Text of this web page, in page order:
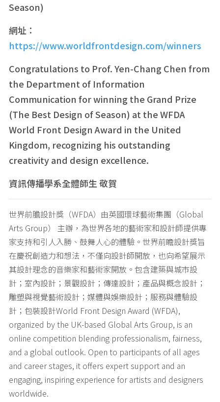
Season)
網址：
https://www.worldfrontdesign.com/winners
Congratulations to Prof. Yen-Chang Chen from
the Department of Information
Communication for winning the Grand Prize
(The Best Design of Season) at the WFDA
World Front Design Award in the United
Kingdom, recognizing his outstanding
creativity and design excellence.
資訊傳播學系全體師生 敬賀
世界前膽設計獎（WFDA）由英國環球藝術集團（Global
Arts Group） 主辦，為世界各地的藝術家和設計師提供專
家支持和引人入勝、鼓舞人心的體驗。世界前瞻設計獎旨
在慶祝創造力和想法，不僅向設計師開放，也向希望展示
其設計理念的音樂家和藝術家開放。包含建築與城市設
計；室內設計；景觀設計；傳達設計；產品與概念設計；
雕塑與視覺藝術設計；媒體與娛樂設計；服務與體驗設
計；包裝設計World Front Design Award (WFDA),
organized by the UK-based Global Arts Group, is an
online competition blending professionalism, fairness,
and a global outlook. Open to participants of all ages
and career stages, it offers expert support and an
engaging, inspiring experience for artists and designers
worldwide.